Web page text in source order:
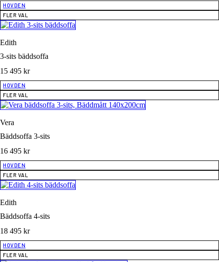
HOVDEN
FLER VAL
Edith
3-sits bäddsoffa
15 495 kr
HOVDEN
FLER VAL
Vera
Bäddsoffa 3-sits
16 495 kr
HOVDEN
FLER VAL
Edith
Bäddsoffa 4-sits
18 495 kr
HOVDEN
FLER VAL